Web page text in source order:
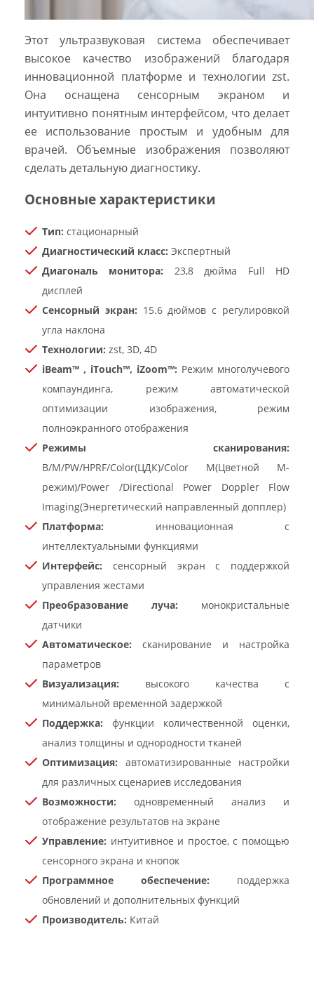
Этот ультразвуковая система обеспечивает
высокое качество изображений благодаря
инновационной платформе и технологии zst.
Она оснащена сенсорным экраном и
интуитивно понятным интерфейсом, что делает
ее использование простым и удобным для
врачей. Объемные изображения позволяют
сделать детальную диагностику.
Основные характеристики
Тип: стационарный
Диагностический класс: Экспертный
Диагональ монитора: 23,8 дюйма Full HD
дисплей
Сенсорный экран: 15.6 дюймов с регулировкой
угла наклона
Технологии: zst, 3D, 4D
iBeam™ , iTouch™, iZoom™: Режим многолучевого
компаундинга, режим автоматической
оптимизации изображения, режим
полноэкранного отображения
Режимы сканирования:
B/M/PW/HPRF/Color(ЦДК)/Color M(Цветной М-
режим)/Power /Directional Power Doppler Flow
Imaging(Энергетический направленный допплер)
Платформа: инновационная с
интеллектуальными функциями
Интерфейс: сенсорный экран с поддержкой
управления жестами
Преобразование луча: монокристальные
датчики
Автоматическое: сканирование и настройка
параметров
Визуализация: высокого качества с
минимальной временной задержкой
Поддержка: функции количественной оценки,
анализ толщины и однородности тканей
Оптимизация: автоматизированные настройки
для различных сценариев исследования
Возможности: одновременный анализ и
отображение результатов на экране
Управление: интуитивное и простое, с помощью
сенсорного экрана и кнопок
Программное обеспечение: поддержка
обновлений и дополнительных функций
Производитель: Китай